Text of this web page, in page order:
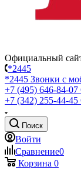
Официальный
*2445
*2445 Звонки с
+7 (495) 646-84-07
+7 (342) 255-44-45
Поиск
Войти
Сравнение0
Корзина 0